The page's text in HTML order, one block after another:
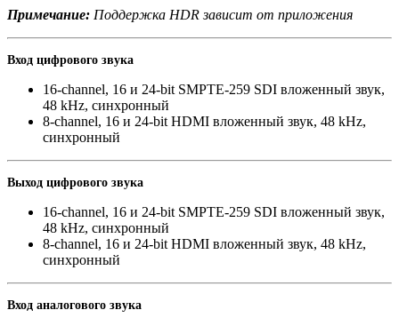
Примечание: Поддержка HDR зависит от приложения
Вход цифрового звука
16-channel, 16 и 24-bit SMPTE-259 SDI вложенный звук,
48 kHz, синхронный
8-channel, 16 и 24-bit HDMI вложенный звук, 48 kHz,
синхронный
Выход цифрового звука
16-channel, 16 и 24-bit SMPTE-259 SDI вложенный звук,
48 kHz, синхронный
8-channel, 16 и 24-bit HDMI вложенный звук, 48 kHz,
синхронный
Вход аналогового звука